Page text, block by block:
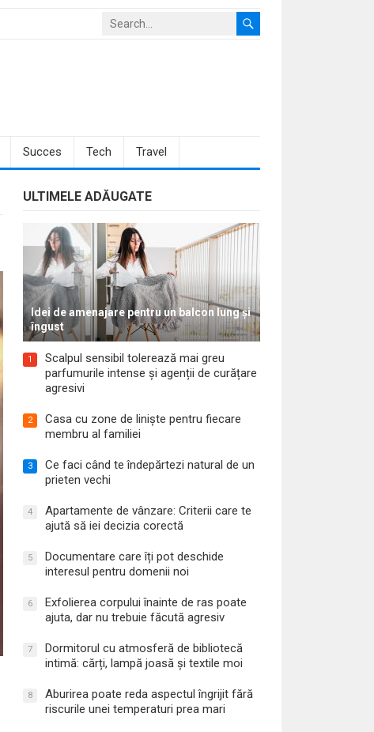
Succes Tech Travel
ULTIMELE ADĂUGATE
Idei de amenajare pentru un balcon lung și
îngust
1
Scalpul sensibil tolerează mai greu
parfumurile intense și agenții de curățare
agresivi
2
Casa cu zone de liniște pentru fiecare
membru al familiei
3
Ce faci când te îndepărtezi natural de un
prieten vechi
4
Apartamente de vânzare: Criterii care te
ajută să iei decizia corectă
5
Documentare care îți pot deschide
interesul pentru domenii noi
6
Exfolierea corpului înainte de ras poate
ajuta, dar nu trebuie făcută agresiv
7
Dormitorul cu atmosferă de bibliotecă
intimă: cărți, lampă joasă și textile moi
8
Aburirea poate reda aspectul îngrijit fără
riscurile unei temperaturi prea mari